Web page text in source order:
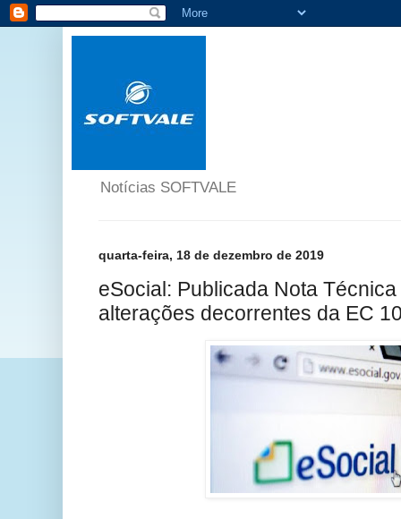
Notícias SOFTVALE
quarta-feira, 18 de dezembro de 2019
eSocial: Publicada Nota
alterações decorrentes da EC